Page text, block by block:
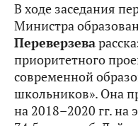
В ходе заседания
Министра
Переверзева
приоритетного
современной
школьников». Она
на 2018–2020 гг. на